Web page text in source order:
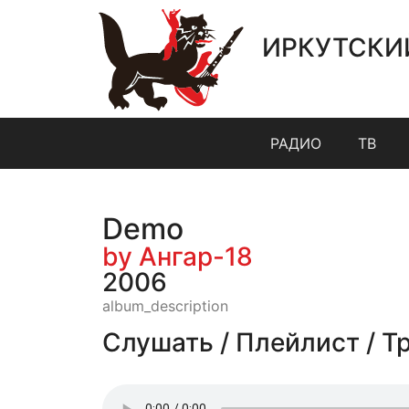
РАДИО ТВ
Demo
by Ангар-18
2006
album_description
Слушать / Плейлист /